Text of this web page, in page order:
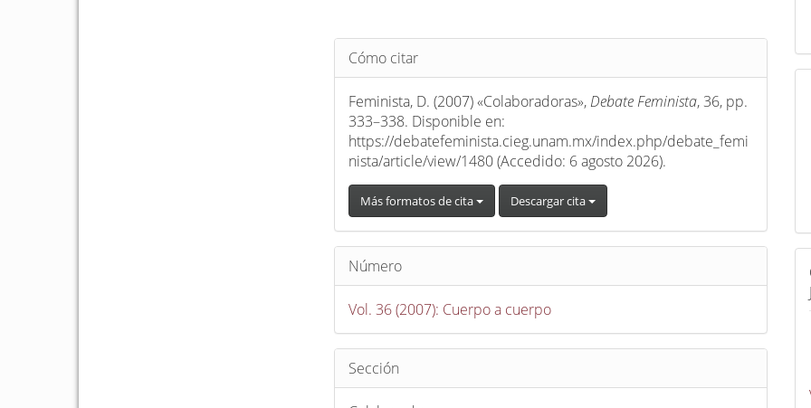
Detalles
del
artículo
Cómo citar
Feminista, D. (2007) «Colaboradoras», Debate Feminista, 36, pp.
333–338. Disponible en:
https://debatefeminista.cieg.unam.mx/index.php/debate_femi
nista/article/view/1480 (Accedido: 6 agosto 2026).
Más formatos de cita Descargar cita
Número
Vol. 36 (2007): Cuerpo a cuerpo
Sección
t